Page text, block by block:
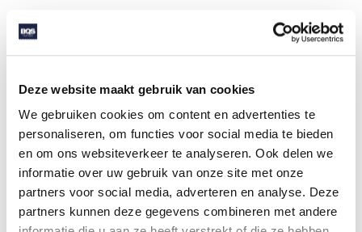
Deze website maakt gebruik van cookies
We gebruiken cookies om content en advertenties te
personaliseren, om functies voor social media te bieden
en om ons websiteverkeer te analyseren. Ook delen we
informatie over uw gebruik van onze site met onze
partners voor social media, adverteren en analyse. Deze
partners kunnen deze gegevens combineren met andere
Categorie
cm
Artikelcode
Formaat
⌀105
Gewicht
429 gr
Materiaal
100% Polyester pongee